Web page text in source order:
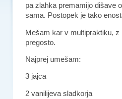
pa zlahka premamijo dišave
sama. Postopek je tako
Mešam kar v multipraktiku,
pregosto.
Najprej umešam:
3 jajca
2 vanilijeva sladkorja